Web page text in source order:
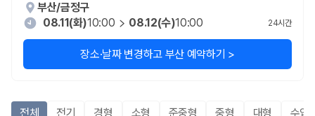
부산/금정구
08.11(화)10:00 08.12(수)10:00 24시간
장소·날짜 변경하고 부산 예약하기 >
전체 전기 경형 소형 준중형 중형 대형 수입